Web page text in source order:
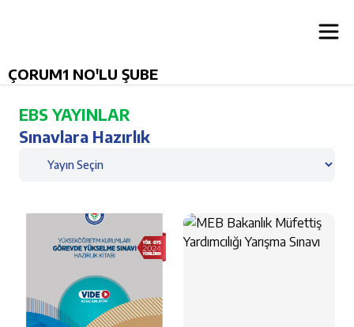
ÇORUM1 NO'LU ŞUBE
EBS YAYINLAR
Sınavlara Hazırlık